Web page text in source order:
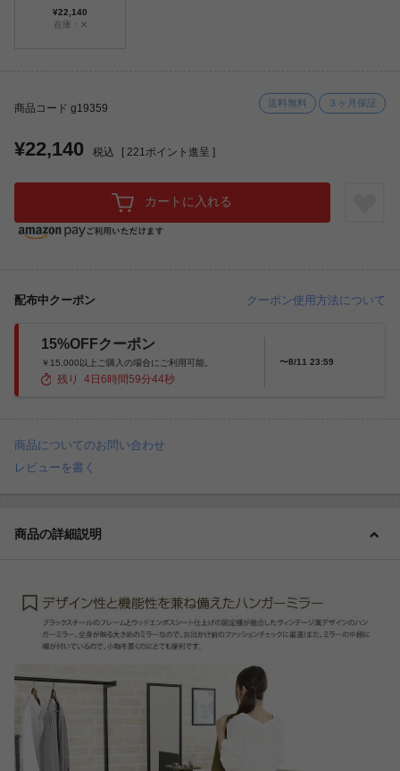
¥22,140
在庫：✕
商品コード g19359 送料無料 ３ヶ月保証
¥22,140 税込 [ 221 ポイント進呈 ]
カートに入れる
配布中クーポン クーポン使用方法について
15%OFFクーポン
￥15,000以上ご購入の場合にご利用可能。
残り 4 日6 時間59分43秒
〜8/11 23:59
商品についてのお問い合わせ
レビューを書く
商品の詳細説明